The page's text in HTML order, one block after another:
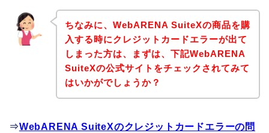
ちなみに、WebARENA SuiteXの商品を購
入する時にクレジットカードエラーが出て
しまった方は、まずは、下記WebARENA
SuiteXの公式サイトをチェックされてみて
はいかがでしょうか？
⇒WebARENA SuiteXのクレジットカードエラーの問